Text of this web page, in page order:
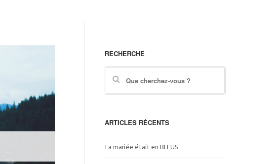
RECHERCHE
ARTICLES RÉCENTS
La mariée était en BLEUS